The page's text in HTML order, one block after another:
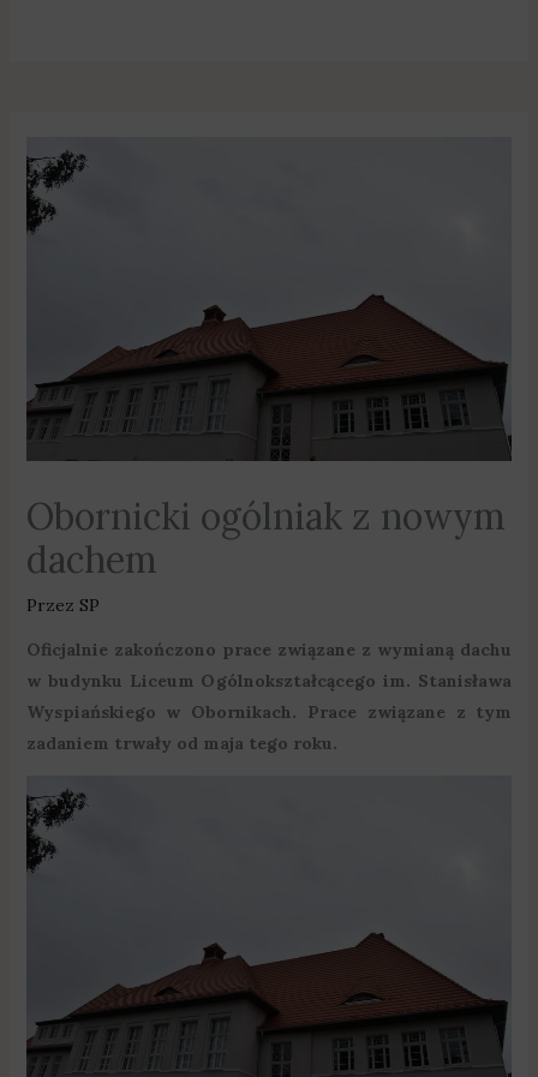
Obornicki ogólniak z nowym
dachem
Przez SP
Oficjalnie zakończono prace związane z wymianą dachu
w budynku Liceum Ogólnokształcącego im. Stanisława
Wyspiańskiego w Obornikach. Prace związane z tym
zadaniem trwały od maja tego roku.